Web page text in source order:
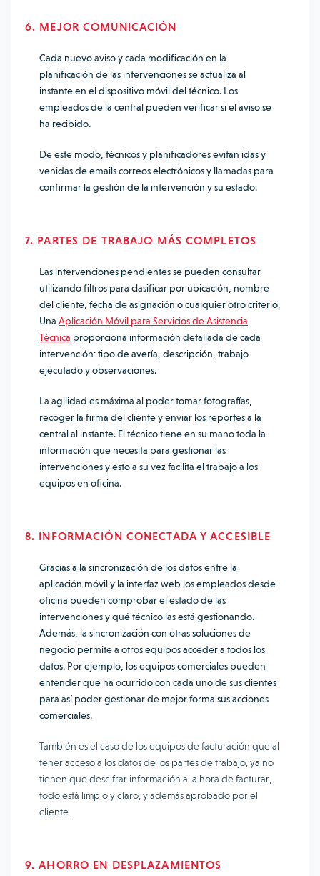
6. MEJOR COMUNICACIÓN
Cada nuevo aviso y cada modificación en la
planificación de las intervenciones se actualiza al
instante en el dispositivo móvil del técnico. Los
empleados de la central pueden verificar si el aviso se
ha recibido.
De este modo, técnicos y planificadores evitan idas y
venidas deemailscorreos electrónicosy llamadas para
confirmar la gestión de la intervención y su estado.
7. PARTES DE TRABAJO MÁS COMPLETOS
Las intervenciones pendientes se pueden consultar
utilizando filtros para clasificar por ubicación, nombre
del cliente, fecha de asignación o cualquier otro criterio.
Una Aplicación Móvil para Servicios de Asistencia
Técnica proporciona información detallada de cada
intervención: tipo de avería, descripción, trabajo
ejecutado y observaciones.
La agilidad es máxima al poder tomar fotografías,
recoger la firma del cliente y enviar los reportes a la
central al instante. El técnico tiene en su mano toda la
información que necesita para gestionar las
intervenciones y esto a su vez facilita el trabajo a los
equipos en oficina.
8. INFORMACIÓN CONECTADA Y ACCESIBLE
Gracias a la sincronización de los datos entre la
aplicación móvil y la interfaz web los empleados desde
oficina pueden comprobar el estado de las
intervenciones y qué técnico las está gestionando.
Además, la sincronización con otras soluciones de
negocio permite a otros equipos acceder a todos los
datos. Por ejemplo, los equipos comerciales pueden
entender que ha ocurrido con cada uno de sus clientes
para así poder gestionar de mejor forma sus acciones
comerciales.
También es el caso de los equipos de facturación que al
tener acceso a los datos de los partes de trabajo, ya no
tienen que descifrar información a la hora de facturar,
todo está limpio y claro, y además aprobado por el
cliente.
9. AHORRO EN DESPLAZAMIENTOS